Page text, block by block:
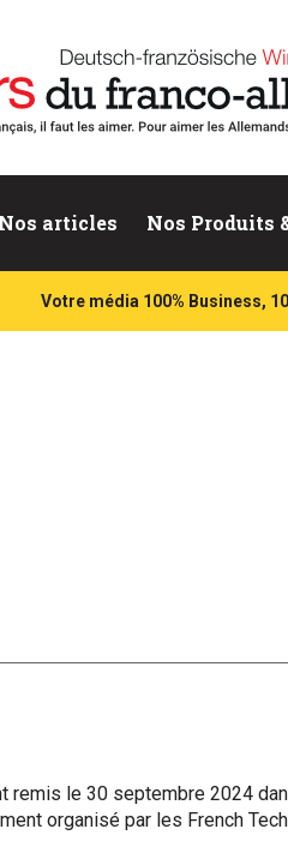
Nos articles Nos Produits
Votre média 100% Business,
remis le 30 septembre 2024
organisé par les French